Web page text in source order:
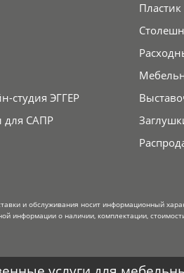
студия ЭГГЕР
для САПР
Пластик
и обслуживания носит информационный
информации о наличии, комплектации,